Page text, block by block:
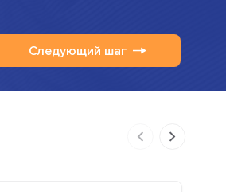
Следующий шаг